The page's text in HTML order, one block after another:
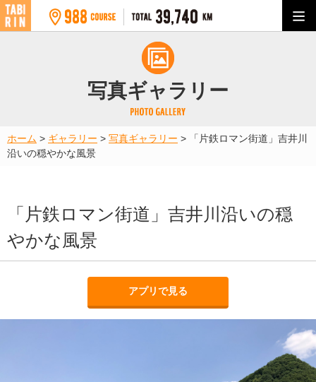
写真ギャラリー
ホーム > ギャラリー > 写真ギャラリー >
「片鉄ロマン街道」吉井川
沿いの穏やかな風景
「片鉄ロマン街道」吉井川沿いの穏
やかな風景
アプリで見る